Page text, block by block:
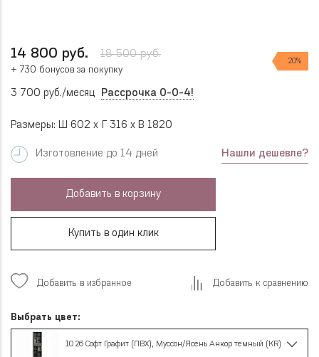
14 800 руб. 18 500 руб.
20%
+ 730 бонусов за покупку
3 700 руб./месяц Рассрочка 0-0-4!
Размеры: Ш 602 x Г 316 x В 1820
Изготовление до 14 дней Нашли дешевле?
Добавить в корзину
Купить в один клик
Добавить в избранное Добавить к сравнению
Выбрать цвет:
10 26 Софт Графит (ПВХ), Муссон/Ясень Анкор темный (KR)